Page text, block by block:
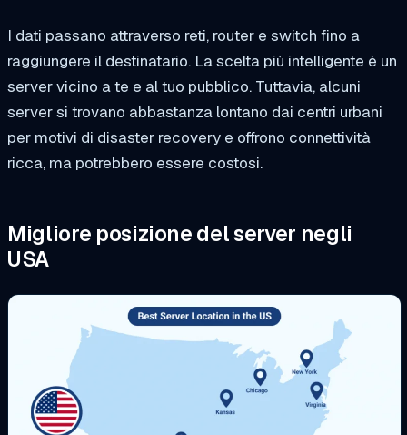
I dati passano attraverso reti, router e switch fino a
raggiungere il destinatario. La scelta più intelligente è un
server vicino a te e al tuo pubblico. Tuttavia, alcuni
server si trovano abbastanza lontano dai centri urbani
per motivi di disaster recovery e offrono connettività
ricca, ma potrebbero essere costosi.
Migliore posizione del server negli
USA